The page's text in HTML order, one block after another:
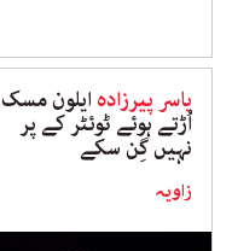
یاسر پیرزادہایلون مسک
اُڑتے ہوئے ٹوئٹر کے پر
نہیں گِن سکے
زاویہ